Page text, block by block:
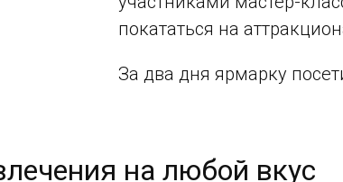
покататься на
За два дня ярмарку
на любой вкус